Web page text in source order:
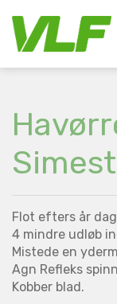
Flot efters år
4 mindre udløb
Mistede en
Agn Refleks
Kobber blad.